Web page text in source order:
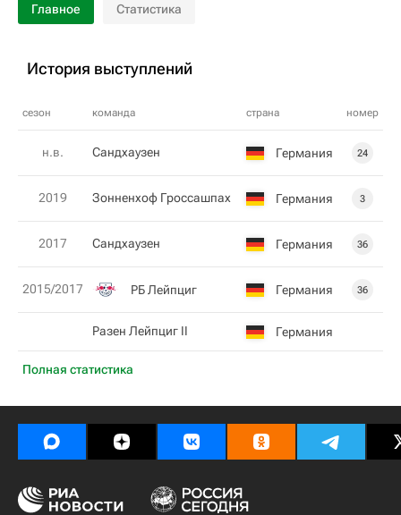
Главное Статистика
История выступлений
сезон команда страна номер
Полная статистика
н.в. Сандхаузен Германия 24
2019 Зонненхоф Гроссашпах Германия 3
2017 Сандхаузен Германия 36
2015/2017 РБ Лейпциг Германия 36
Разен Лейпциг II Германия